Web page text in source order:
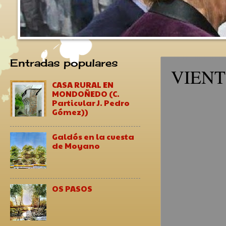
Entradas populares
CASA RURAL EN
MONDOÑEDO (C.
Particular J. Pedro
Gómez))
Galdós en la cuesta
de Moyano
OS PASOS